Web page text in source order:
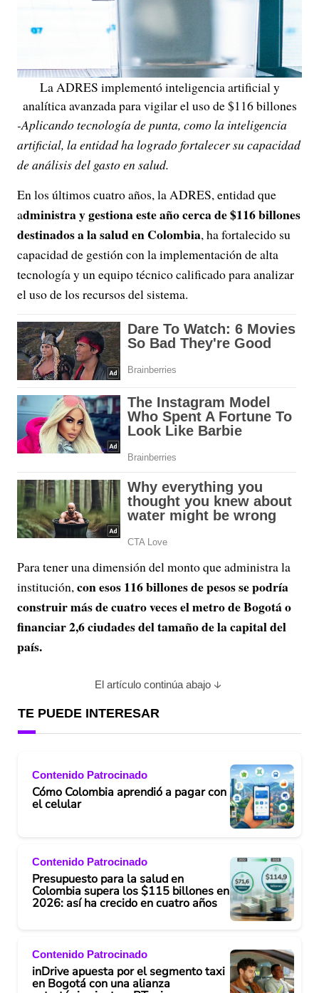
La ADRES implementó inteligencia artificial y
analítica avanzada para vigilar el uso de $116 billones
-Aplicando tecnología de punta, como la inteligencia
artificial, la entidad ha logrado fortalecer su capacidad
de análisis del gasto en salud.
En los últimos cuatro años, la ADRES, entidad que
administra y gestiona este año cerca de $116 billones
destinados a la salud en Colombia, ha fortalecido su
capacidad de gestión con la implementación de alta
tecnología y un equipo técnico calificado para analizar
el uso de los recursos del sistema.
Para tener una dimensión del monto que administra la
institución,con esos 116 billones de pesos se podría
construir más de cuatro veces el metro de Bogotá o
financiar 2,6 ciudades del tamaño de la capital del
país.
El artículo continúa abajo
TE PUEDE INTERESAR
Contenido Patrocinado
Cómo Colombia aprendió a pagar con
el celular
Contenido Patrocinado
Presupuesto para la salud en
Colombia supera los $115 billones en
2026: así ha crecido en cuatro años
Contenido Patrocinado
inDrive apuesta por el segmento taxi
en Bogotá con una alianza